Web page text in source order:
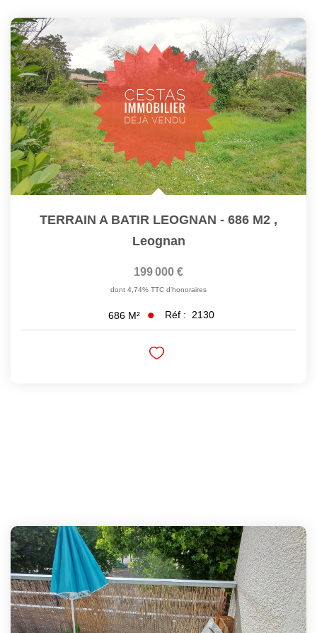
TERRAIN A BATIR LEOGNAN - 686 M2 ,
Leognan
199 000 €
dont 4,74% TTC d'honoraires
686 M² Réf : 2130